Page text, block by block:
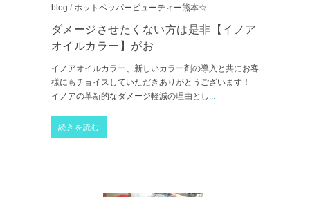
blog / ホットペッパービューティー熊本☆
ダメージさせたくない方は是非【イノア
オイルカラー】がお
イノアオイルカラー、新しいカラー剤の導入と共にお客
様にもチョイスしていただきありがとうございます！
イノアの革新的なダメージ軽減の理由とし ...
続きを読む